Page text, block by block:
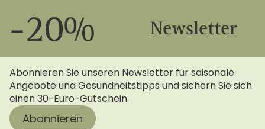
Startseite>Blog> Menschels informiert: Frühling an
-20% Newsletter
Abonnieren Sie unseren Newsletter für saisonale
Angebote und Gesundheitstipps und sichern Sie sich
einen 30-Euro-Gutschein.
Abonnieren